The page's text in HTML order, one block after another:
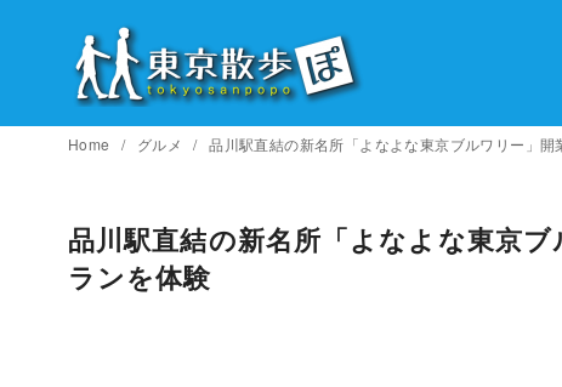
Home グルメ 品川駅直結の新名所「よなよな東京ブルワリー」
品川駅直結の新名所「よなよな東京
ランを体験